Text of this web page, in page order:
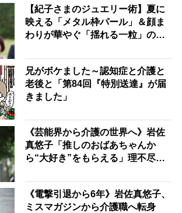
サバイバル術
便利なサービス
【紀子さまのジュエリー術】夏に
映える「メタル枠パール」＆顔ま
わりが華やぐ「揺れる一粒」の使
兄がボケました～認知症と介護と
老後と「第84回『特別送達』が届
きました」
《芸能界から介護の世界へ》岩佐
真悠子「推しのおばあちゃんか
ら“大好き”をもらえる」理不尽さ
場は「愛おしい」
《電撃引退から6年》岩佐真悠子、
ミスマガジンから介護職へ転身